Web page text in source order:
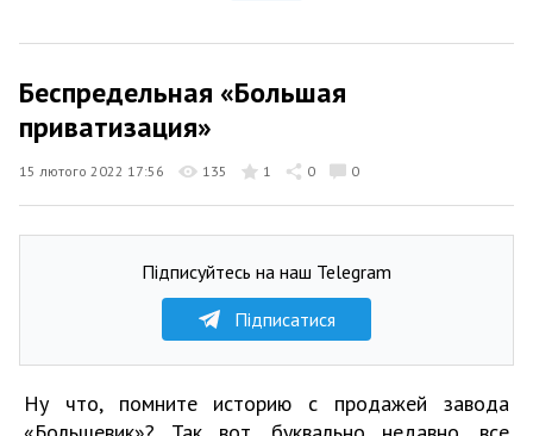
Беспредельная «Большая
приватизация»
15 лютого 2022 17:56 135 1 0 0
Підписуйтесь на наш Telegram
Підписатися
Ну что, помните историю с продажей завода